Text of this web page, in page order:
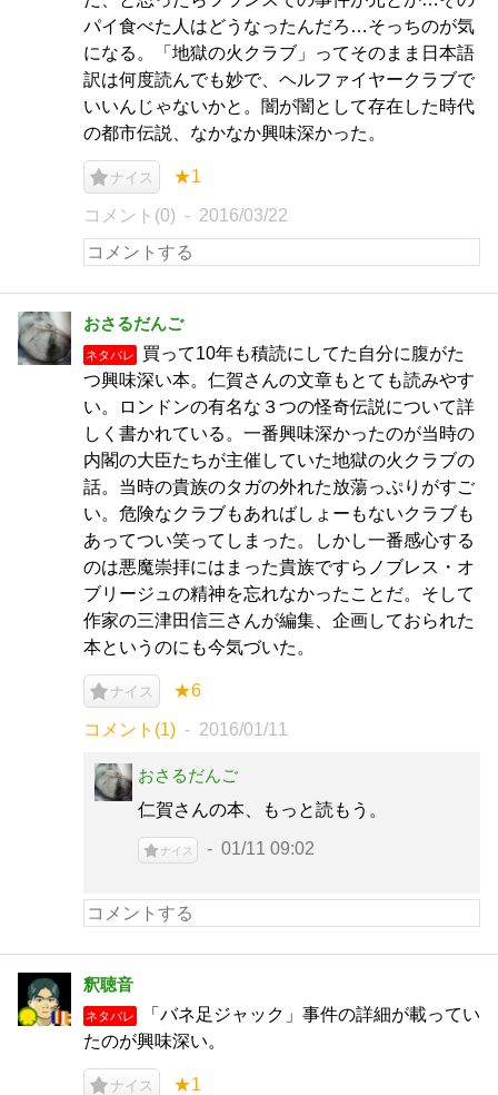
パイ食べた人はどうなったんだろ…そっちのが気
になる。「地獄の火クラブ」ってそのまま日本語
訳は何度読んでも妙で、ヘルファイヤークラブで
いいんじゃないかと。闇が闇として存在した時代
の都市伝説、なかなか興味深かった。
ナイス ★1
コメント(0) 2016/03/22
おさるだんご
ネタバレ
買って10年も積読にしてた自分に腹がた
つ興味深い本。仁賀さんの文章もとても読みやす
い。ロンドンの有名な３つの怪奇伝説について詳
しく書かれている。一番興味深かったのが当時の
内閣の大臣たちが主催していた地獄の火クラブの
話。当時の貴族のタガの外れた放蕩っぷりがすご
い。危険なクラブもあればしょーもないクラブも
あってつい笑ってしまった。しかし一番感心する
のは悪魔崇拝にはまった貴族ですらノブレス・オ
ブリージュの精神を忘れなかったことだ。そして
作家の三津田信三さんが編集、企画しておられた
本というのにも今気づいた。
ナイス ★6
コメント(1) 2016/01/11
おさるだんご
仁賀さんの本、もっと読もう。
ナイス 01/11 09:02
釈聴音
ネタバレ
「バネ足ジャック」事件の詳細が載ってい
たのが興味深い。
ナイス ★1